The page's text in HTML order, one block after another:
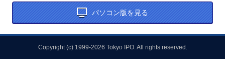
パソコン版を見る
Copyright (c) 1999-2026 Tokyo IPO. All rights reserved.